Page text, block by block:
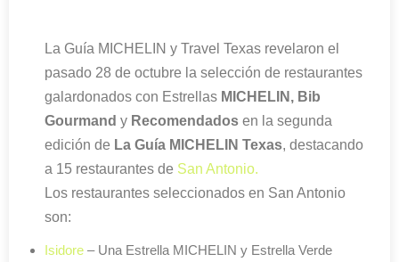
La Guía MICHELIN y Travel Texas revelaron el
pasado 28 de octubre la selección de restaurantes
galardonados con Estrellas MICHELIN, Bib
Gourmand y Recomendados en la segunda
edición de La Guía MICHELIN Texas, destacando
a 15 restaurantes de San Antonio.
Los restaurantes seleccionados en San Antonio
son:
Isidore – Una Estrella MICHELIN y Estrella Verde